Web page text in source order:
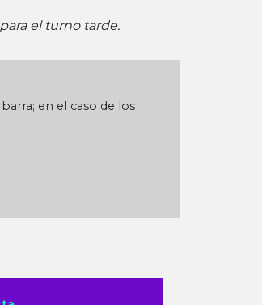
el turno tarde.
en el caso de los